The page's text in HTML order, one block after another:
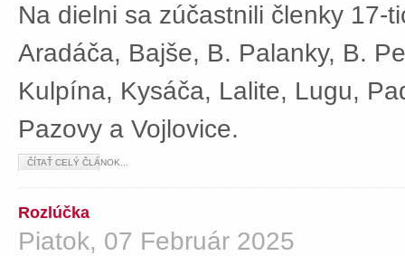
Na dielni sa zúčastnili členky 17-
Aradáča, Bajše, B. Palanky, B.
Kulpína, Kysáča, Lalite, Lugu,
Pazovy a Vojlovice.
ČÍTAŤ CELÝ ČLÁNOK...
Rozlúčka
Piatok, 07 Február 2025